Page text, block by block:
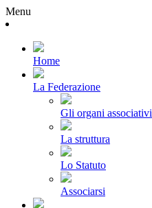
Menu
Home
La Federazione
Gli organi associativi
La struttura
Lo Statuto
Associarsi